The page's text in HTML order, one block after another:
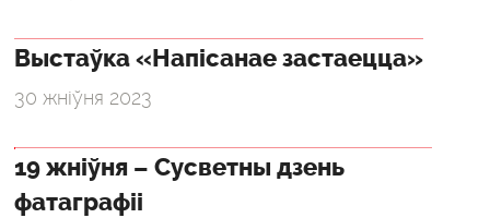
Выстаўка «Напісанае застаецца»
30 жніўня 2023
19 жніўня – Сусветны дзень
фатаграфіі